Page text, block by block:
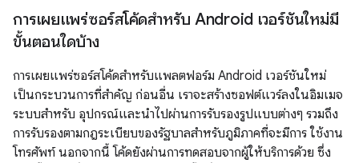
การเผยแพร่ซอร์สโค้ดสำหรับ Android เวอร์ชันใหม่มี
ขั้นตอนใดบ้าง
การเผยแพร่ซอร์สโค้ดสำหรับแพลตฟอร์ม Android เวอร์ชันใหม่
เป็นกระบวนการที่สำคัญ ก่อนอื่น เราจะสร้างซอฟต์แวร์ลงในอิมเมจ
ระบบสำหรับ อุปกรณ์และนำไปผ่านการรับรองรูปแบบต่างๆ รวมถึง
การรับรองตามกฎระเบียบของรัฐบาลสำหรับภูมิภาคที่จะมีการ ใช้งาน
โทรศัพท์ นอกจากนี้ โค้ดยังผ่านการทดสอบจากผู้ให้บริการด้วย ซึ่ง